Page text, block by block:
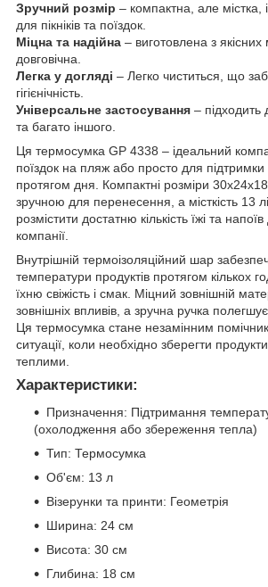
Зручний розмір – компактна, але містка,
для пікніків та поїздок.
Міцна та надійна – виготовлена з якісних
довговічна.
Легка у догляді – Легко чиститься, що
гігієнічність.
Універсальне застосування – підходить
та багато іншого.
Ця термосумка GP 4338 – ідеальний
поїздок на пляж або просто для підтримки
протягом дня. Компактні розміри
зручною для перенесення, а місткість 13
розмістити достатню кількість їжі та
компанії.
Внутрішній термоізоляційний шар
температури продуктів протягом кількох
їхню свіжість і смак. Міцний зовнішній
зовнішніх впливів, а зручна ручка
Ця термосумка стане незамінним
ситуації, коли необхідно зберегти
теплими.
Характеристики:
Призначення: Підтримання
(охолодження або збереження тепла)
Тип: Термосумка
Об'єм: 13 л
Візерунки та принти: Геометрія
Ширина: 24 см
Висота: 30 см
Глибина: 18 см